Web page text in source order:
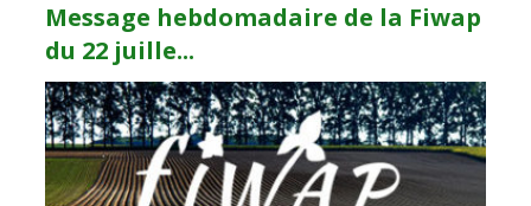
Message hebdomadaire de la Fiwap
du 22 juille...